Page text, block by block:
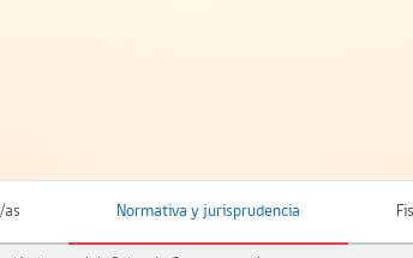
as Normativa y jurisprudencia